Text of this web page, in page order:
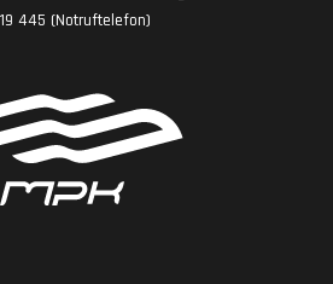
445 (Notruftelefon)